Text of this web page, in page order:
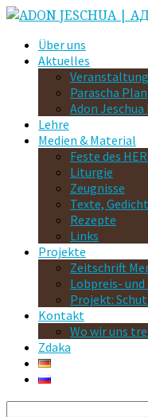
Über uns
Aktuelles
Parascha Plan
Adon Jeschua
Lehre
Medien & Material
Feste des
Liturgie
Zeugnisse
Texte,
Rezepte
Links
Projekte
Zeitschrift
Lobpreis-
Projekt:
Kontakt
Wo wir uns
Zdaka
Search